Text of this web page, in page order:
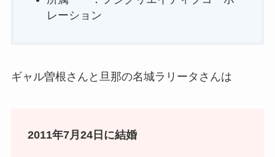
レーション
ギャル曽根さんと旦那の名城ラリータさんは
2011年7月24日に結婚